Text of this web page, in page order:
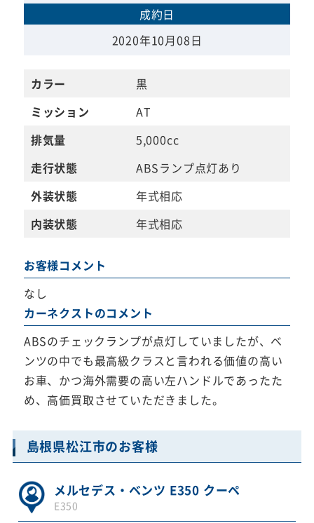
成約日
2020年10月08日
カラー
黒
ミッション
AT
排気量
5,000cc
走行状態
ABSランプ点灯あり
外装状態
年式相応
内装状態
年式相応
お客様コメント
なし
カーネクストのコメント
ABSのチェックランプが点灯していましたが、ベ
ンツの中でも最高級クラスと言われる価値の高い
お車、かつ海外需要の高い左ハンドルであったた
め、高価買取させていただきました。
島根県松江市のお客様
メルセデス・ベンツ E350 クーペ
E350